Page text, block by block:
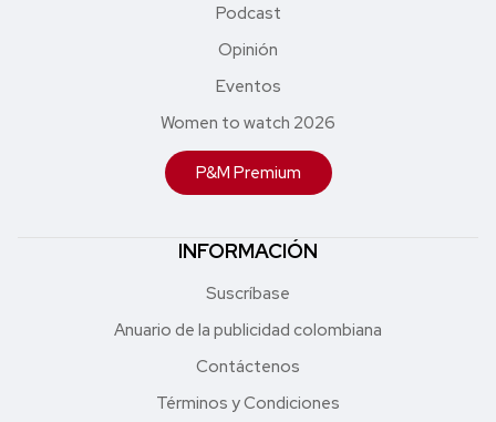
Podcast
Opinión
Eventos
Women to watch 2026
P&M Premium
INFORMACIÓN
Suscríbase
Anuario de la publicidad colombiana
Contáctenos
Términos y Condiciones